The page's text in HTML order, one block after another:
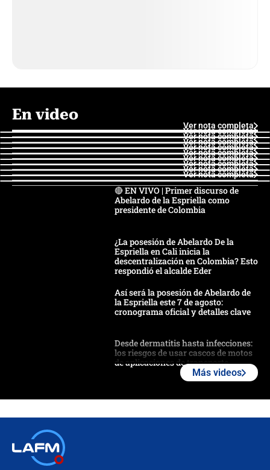
En video
Ver nota completa
Ver nota completa
Ver nota completa
Ver nota completa
Ver nota completa
Ver nota completa
Ver nota completa
Ver nota completa
Ver nota completa
Ver nota completa
🔴 EN VIVO | Primer discurso de
Abelardo de la Espriella como
presidente de Colombia
¿La posesión de Abelardo De la
Espriella en Cali inicia la
descentralización en Colombia? Esto
respondió el alcalde Eder
Así será la posesión de Abelardo de
la Espriella este 7 de agosto:
cronograma oficial y detalles clave
Desde dermatitis hasta infecciones:
los riesgos de usar cascos de motos
de aplicaciones de transporte
Más videos